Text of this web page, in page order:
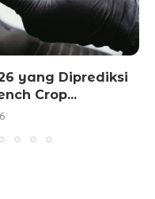
yang Diprediksi
Crop...